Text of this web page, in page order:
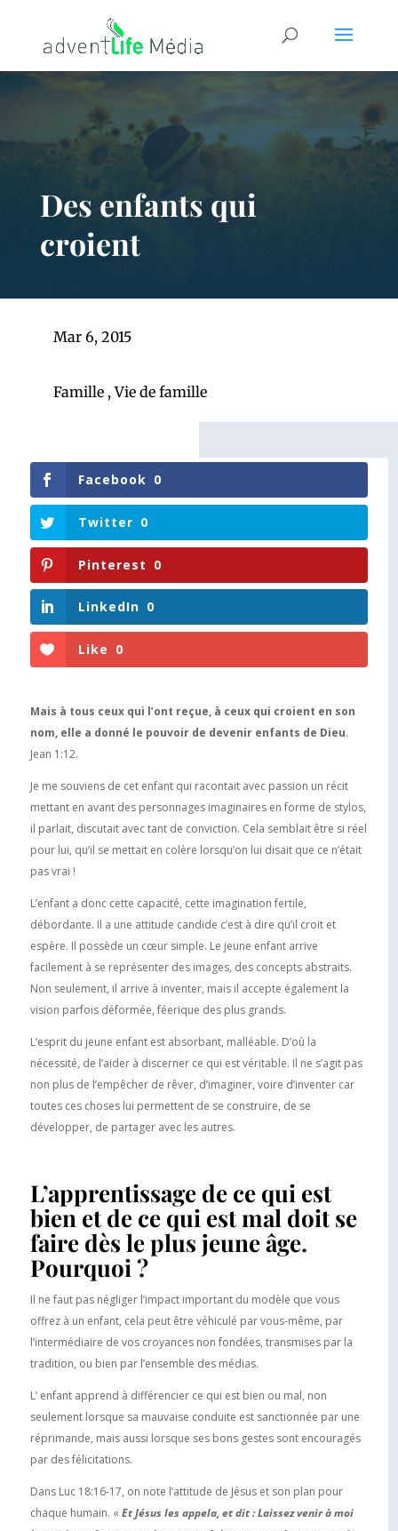
Des enfants qui
croient
Mar 6, 2015
Famille,Vie de famille
Facebook 0
Twitter 0
Pinterest 0
LinkedIn 0
Like 0
Mais à tous ceux qui l’ont reçue, à ceux qui croient en son
nom, elle a donné le pouvoir de devenir enfants de Dieu.
Jean 1:12.
Je me souviens de cet enfant qui racontait avec passion un récit
mettant en avant des personnages imaginaires en forme de stylos,
il parlait, discutait avec tant de conviction. Cela semblait être si réel
pour lui, qu’il se mettait en colère lorsqu’on lui disait que ce n’était
pas vrai !
L’enfant a donc cette capacité, cette imagination fertile,
débordante. Il a une attitude candide c’est à dire qu’il croit et
espère. Il possède un cœur simple. Le jeune enfant arrive
facilement à se représenter des images, des concepts abstraits.
Non seulement, il arrive à inventer, mais il accepte également la
vision parfois déformée, féerique des plus grands.
L’esprit du jeune enfant est absorbant, malléable. D’où la
nécessité, de l’aider à discerner ce qui est véritable. Il ne s’agit pas
non plus de l’empêcher de rêver, d’imaginer, voire d’inventer car
toutes ces choses lui permettent de se construire, de se
développer, de partager avec les autres.
L’apprentissage de ce qui est
bien et de ce qui est mal doit se
faire dès le plus jeune âge.
Pourquoi ?
Il ne faut pas négliger l’impact important du modèle que vous
offrez à un enfant, cela peut être véhiculé par vous-même, par
l’intermédiaire de vos croyances non fondées, transmises par la
tradition, ou bien par l’ensemble des médias.
L’ enfant apprend à différencier ce qui est bien ou mal, non
seulement lorsque sa mauvaise conduite est sanctionnée par une
réprimande, mais aussi lorsque ses bons gestes sont encouragés
par des félicitations.
Dans Luc 18:16-17, on note l’attitude de Jésus et son plan pour
chaque humain. « Et Jésus les appela, et dit : Laissez venir à moi